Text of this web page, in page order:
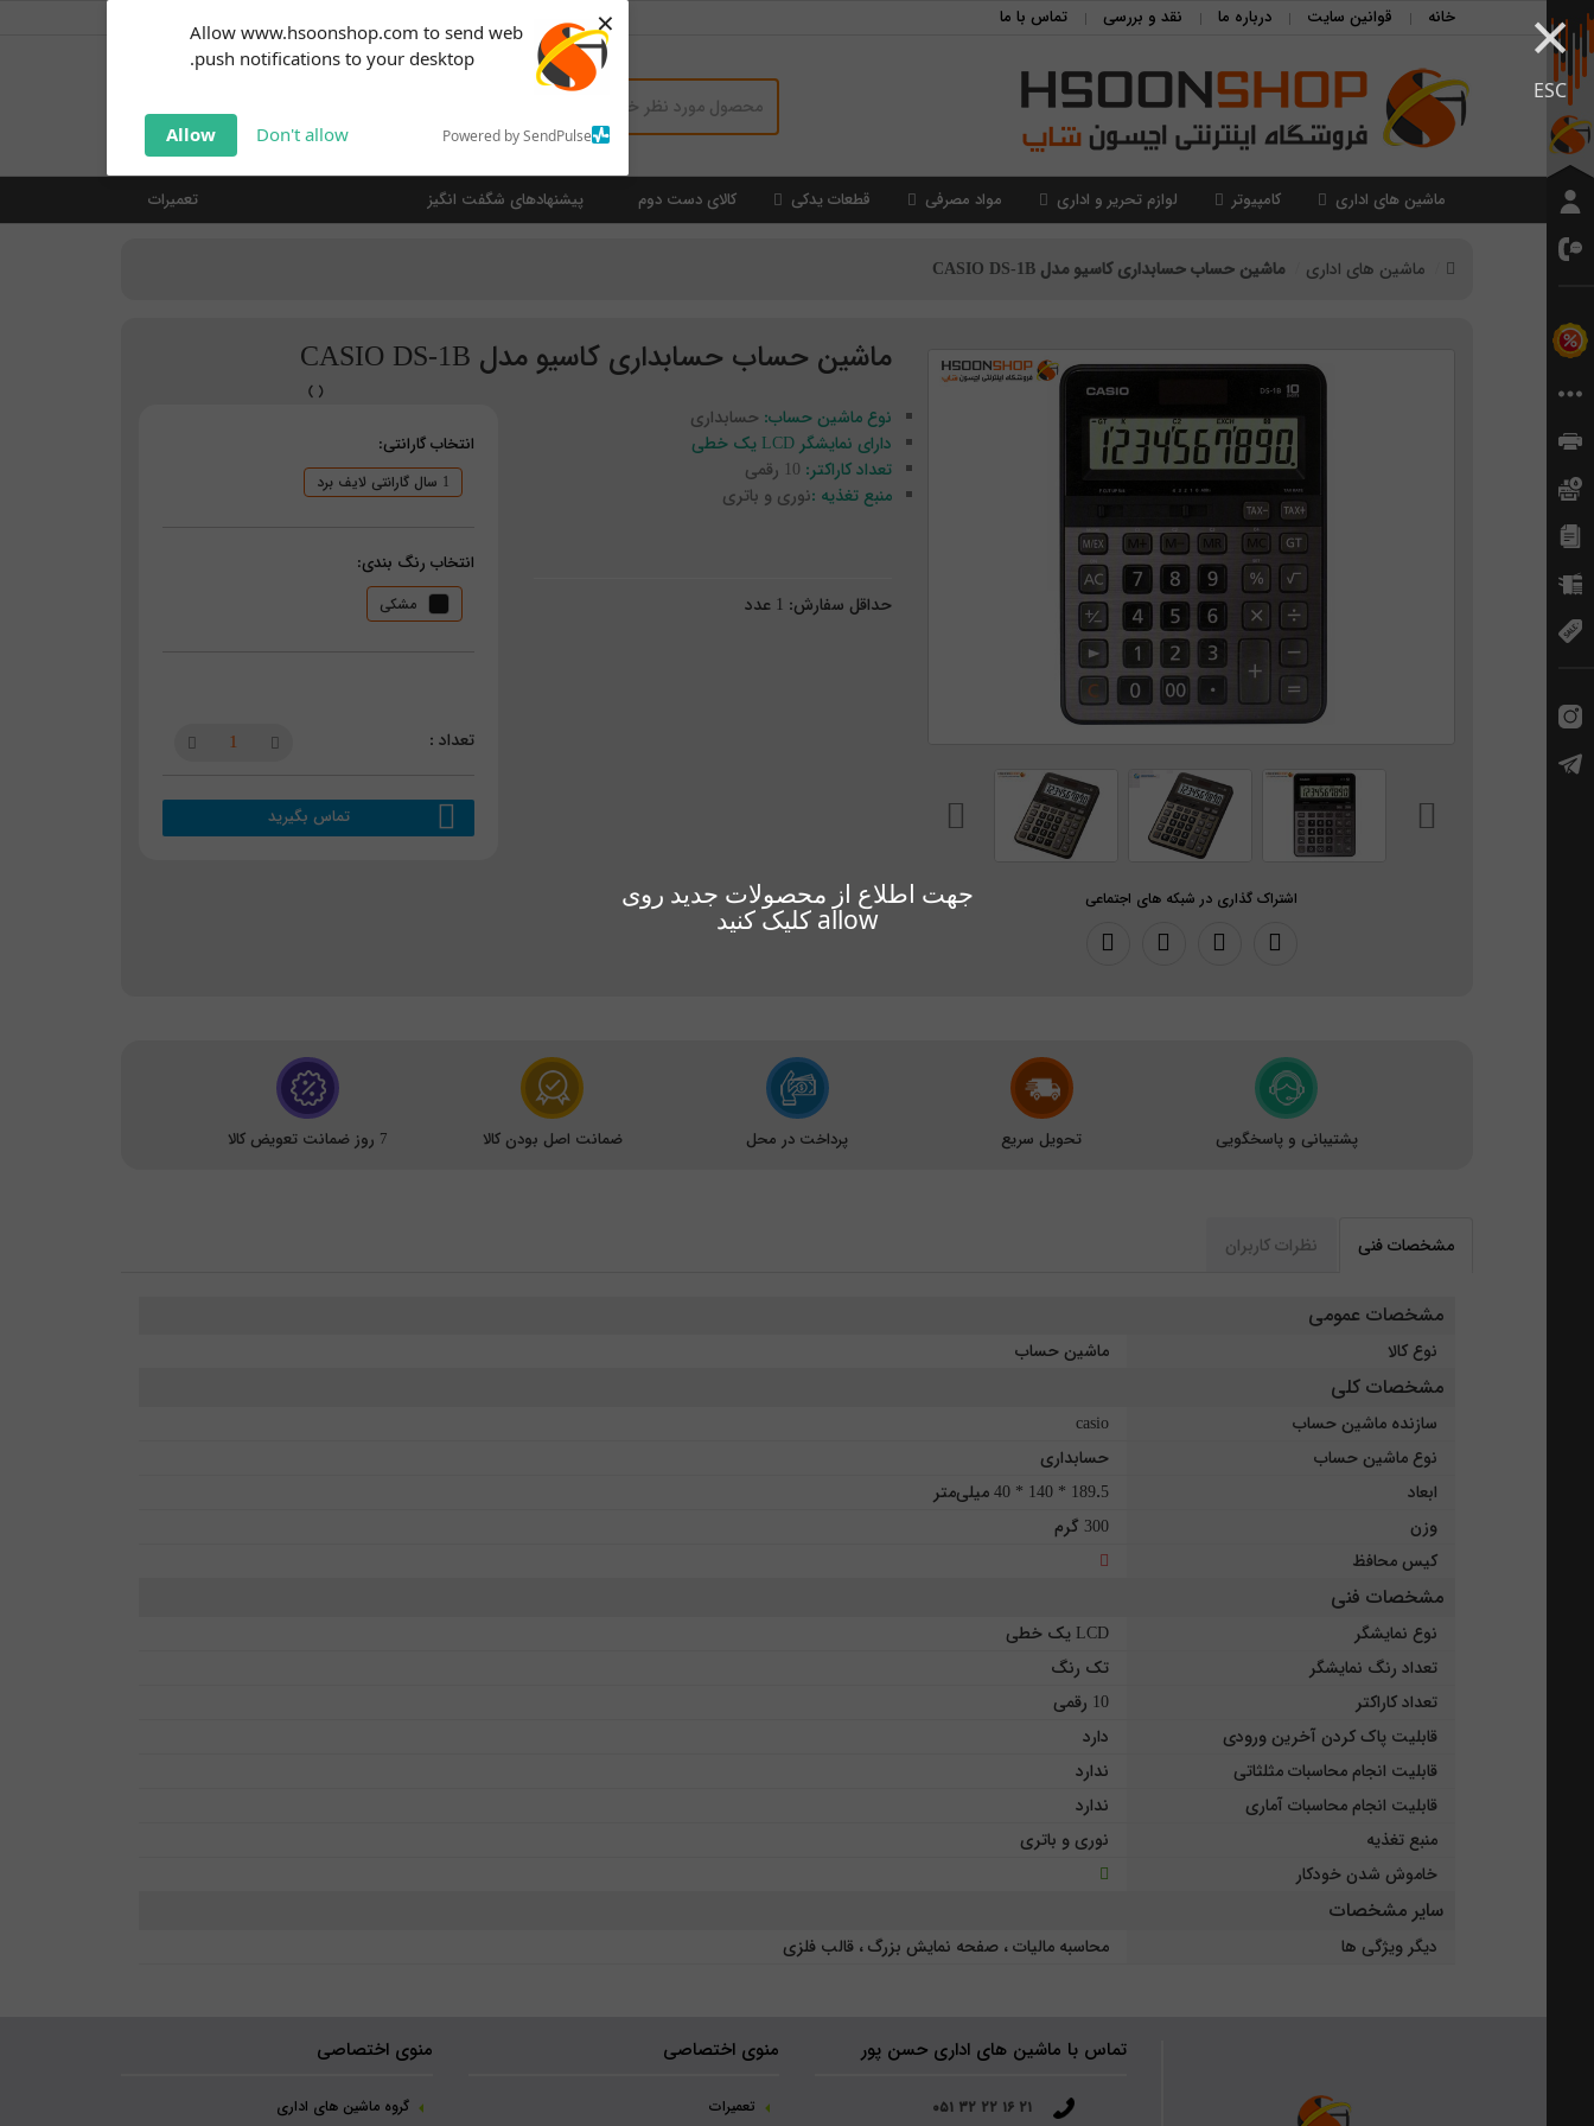
Allow www.hsoonshop.com to send web
push notifications to your desktop.
Powered by SendPulse
Don't allow
Allow
× ×
ESC
جهت اطلاع از محصولات جدید روی
allow کلیک کنید
notifications!
Click the bell icon to enable
خانه قوانین سایت درباره ما نقد و بررسی تماس با ما
ماشین های اداری کامپیوتر لوازم تحریر و اداری مواد مصرفی قطعات یدکی کالای دست دوم پیشنهادهای شگفت انگیز تعمیرات
ماشین های اداری ماشین حساب حسابداری کاسیو مدل CASIO DS-1B
اشتراک گذاری در شبکه های اجتماعی
ماشین حساب حسابداری کاسیو مدل CASIO DS-1B
نوع ماشین حساب: حسابداری
دارای نمایشگر LCD یک خطی
تعداد کاراکتر: 10 رقمی
منبع تغذیه :نوری و باتری
حداقل سفارش: 1 عدد
انتخاب گارانتی:
1 سال گارانتی لایف برد
انتخاب رنگ بندی:
مشکی
تماس بگیرید
پشتیبانی و پاسخگویی تحویل سریع پرداخت در محل ضمانت اصل بودن کالا 7 روز ضمانت تعویض کالا
مشخصات فنی نظرات کاربران
مشخصات عمومی
نوع کالا ماشین حساب
مشخصات کلی
سازنده ماشین حساب
casio
نوع ماشین حساب
حسابداری
ابعاد
189.5 * 140 * 40 میلی‌متر
وزن
300 گرم
کیس محافظ
مشخصات فنی
نوع نمایشگر
LCD یک خطی
تعداد رنگ نمایشگر
تک رنگ
تعداد کاراکتر
10 رقمی
قابلیت پاک کردن آخرین ورودی
دارد
قابلیت انجام محاسبات مثلثاتی
ندارد
قابلیت انجام محاسبات آماری
ندارد
منبع تغذیه
نوری و باتری
خاموش شدن خودکار
سایر مشخصات
دیگر ویژگی ها محاسبه مالیات ، صفحه نمایش بزرگ ، قالب فلزی
منوی اختصاصی
گروه ماشین های اداری
تماس با ماشین های اداری حسن پور
۰۵۱ ۳۲ ۲۲ ۱۶ ۲۱
منوی اختصاصی
تعمیرات